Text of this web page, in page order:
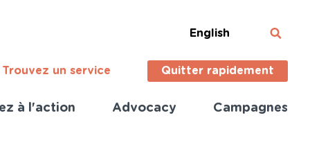
English
Trouvez un service Quitter rapidement
à l'action Advocacy Campagnes